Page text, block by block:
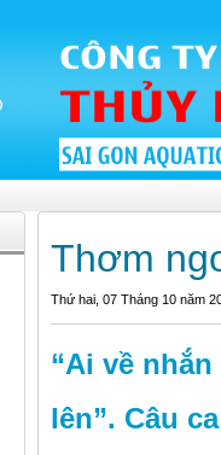
Thơm
Thứ hai, 07 Tháng 10 năm
“Ai về
lên”. Câu